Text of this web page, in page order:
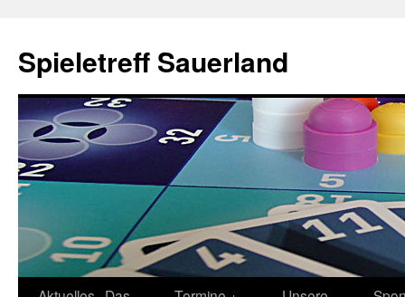
Spieletreff Sauerland